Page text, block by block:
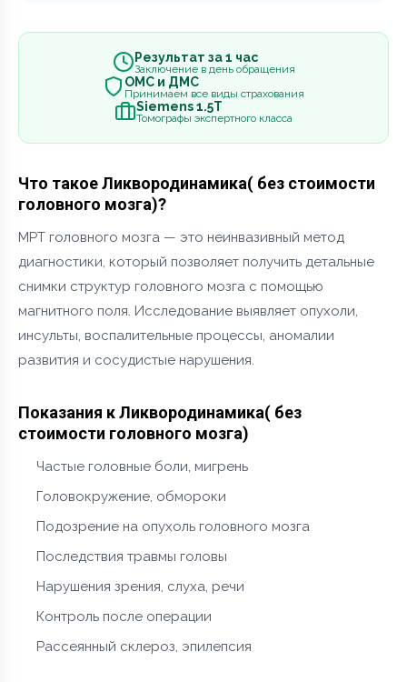
Результат за 1 час
Заключение в день обращения
ОМС и ДМС
Принимаем все виды страхования
Siemens 1.5Т
Томографы экспертного класса
Что такое Ликвородинамика( без стоимости
головного мозга)?
МРТ головного мозга — это неинвазивный метод
диагностики, который позволяет получить детальные
снимки структур головного мозга с помощью
магнитного поля. Исследование выявляет опухоли,
инсульты, воспалительные процессы, аномалии
развития и сосудистые нарушения.
Показания к Ликвородинамика( без
стоимости головного мозга)
Частые головные боли, мигрень
Головокружение, обмороки
Подозрение на опухоль головного мозга
Последствия травмы головы
Нарушения зрения, слуха, речи
Контроль после операции
Рассеянный склероз, эпилепсия